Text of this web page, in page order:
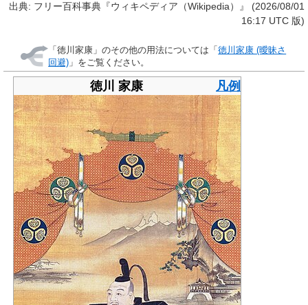
出典: フリー百科事典『ウィキペディア（Wikipedia）』 (2026/08/01
16:17 UTC 版)
「徳川家康 」のその他の用法については「徳川家康 (曖昧さ
回避) 」をご覧ください。
凡例
徳川 家康